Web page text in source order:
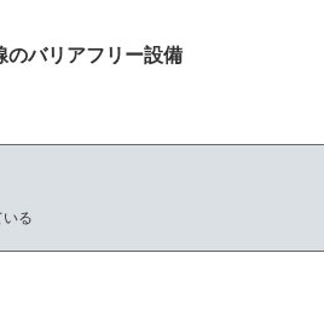
のバリアフリー設備
いる